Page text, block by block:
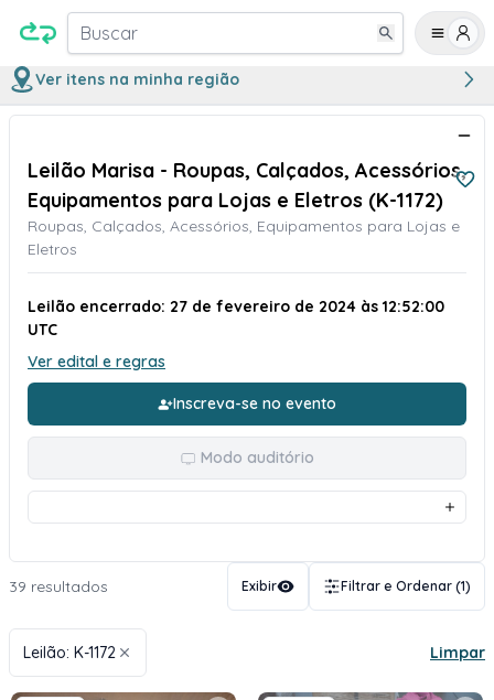
Buscar
Ver itens na minha região
Leilão Marisa - Roupas, Calçados, Acessórios,
Equipamentos para Lojas e Eletros (K-1172)
Roupas, Calçados, Acessórios, Equipamentos para Lojas e
Eletros
Leilão encerrado: 27 de fevereiro de 2024 às 12:52:00
UTC
Ver edital e regras
Inscreva-se no evento
Modo auditório
39 resultados Exibir Filtrar e Ordenar (1)
Leilão: K-1172 Limpar